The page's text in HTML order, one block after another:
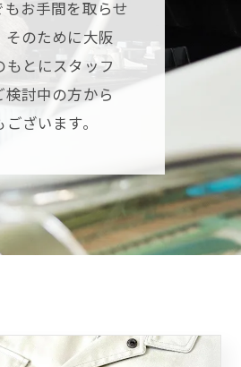
お手間を取らせ
のために大阪
とにスタッフ
検討中の方から
ざいます。